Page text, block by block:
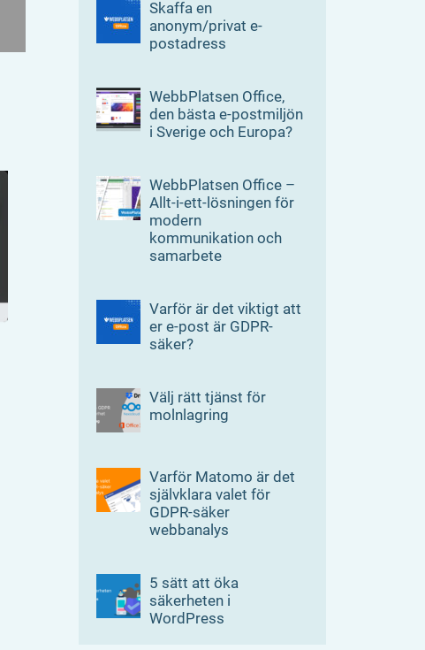
Skaffa en
anonym/privat e-
postadress
WebbPlatsen Office,
den bästa e-postmiljön
i Sverige och Europa?
WebbPlatsen Office –
Allt-i-ett-lösningen för
modern
kommunikation och
samarbete
Varför är det viktigt att
er e-post är GDPR-
säker?
Välj rätt tjänst för
molnlagring
Varför Matomo är det
självklara valet för
GDPR-säker
webbanalys
5 sätt att öka
säkerheten i
WordPress